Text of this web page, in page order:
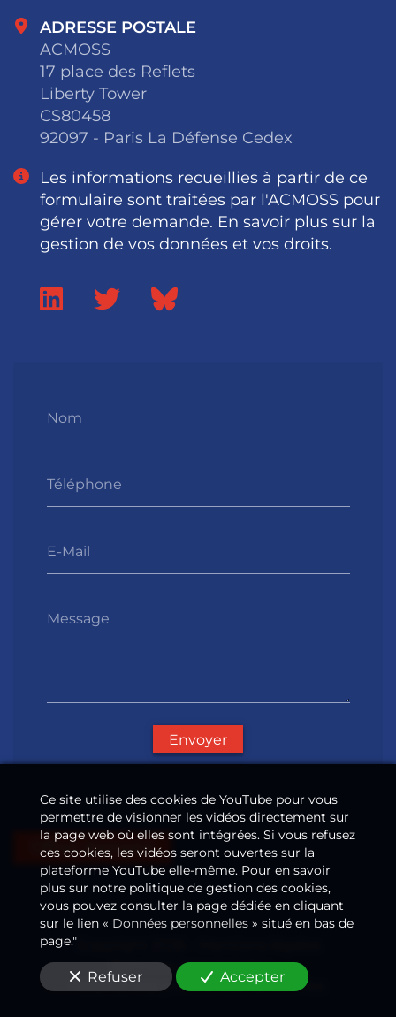
Nom
Téléphone
E-Mail
Message
Envoyer
ADRESSE POSTALE
ACMOSS
17 place des Reflets
Liberty Tower
CS80458
92097 - Paris La Défense Cedex
Les informations recueillies à partir de ce
formulaire sont traitées par l'ACMOSS pour
gérer votre demande. En savoir plus sur la
gestion de vos données et vos droits.
Offres d'emploi
Copyright 2026
—
Données personnelles—
Modifier vos préférences de cookies
Ce site utilise des cookies de YouTube pour vous
permettre de visionner les vidéos directement sur
la page web où elles sont intégrées. Si vous refusez
ces cookies, les vidéos seront ouvertes sur la
plateforme YouTube elle-même. Pour en savoir
plus sur notre politique de gestion des cookies,
vous pouvez consulter la page dédiée en cliquant
sur le lien « Données personnelles » situé en bas de
page."
Refuser Accepter